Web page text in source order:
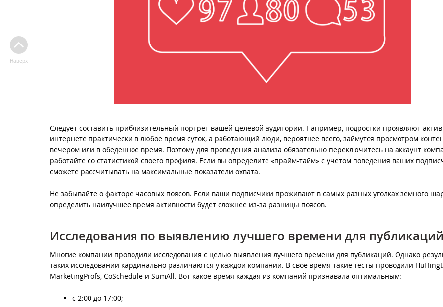
Следует составить приблизительный портрет вашей целевой аудитории. Например, подростки проявляют
интернете практически в любое время суток, а работающий люди, вероятнее всего, займутся просмотром
вечером или в обеденное время. Поэтому для проведения анализа обязательно переключитесь на аккаунт
работайте со статистикой своего профиля. Если вы определите «прайм-тайм» с учетом поведения ваших
сможете рассчитывать на максимальные показатели охвата.
Не забывайте о факторе часовых поясов. Если ваши подписчики проживают в самых разных уголках земного
определить наилучшее время активности будет сложнее из-за разницы поясов.
Исследования по выявлению лучшего времени для публикаций
Многие компании проводили исследования с целью выявления лучшего времени для публикаций. Однако
таких исследований кардинально различаются у каждой компании. В свое время такие тесты проводили
MarketingProfs, CoSchedule и SumAll. Вот какое время каждая из компаний признавала оптимальным:
с 2:00 до 17:00;
Наверх